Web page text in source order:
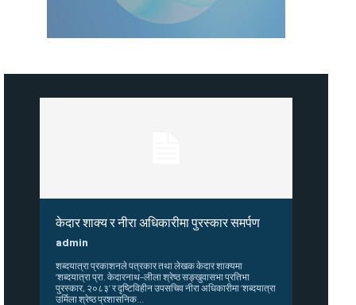
केदार शाक्य र नीरा अधिकारीमा पुरस्कार समर्पण
admin
शब्दयात्रा प्रकाशनले पत्रकार तथा लेखक केदार शाक्यमा
‘शब्दयात्रा प्रा. केदारनाथ–लीला श्रेष्ठ सङ्खुवासभा प्रतिभा
पुरस्कार, २०८३’ र दृष्टिविहीन उपसचिव नीरा अधिकारीमा ‘शब्दयात्रा
उर्मिला श्रेष्ठ प्रशासनिक...